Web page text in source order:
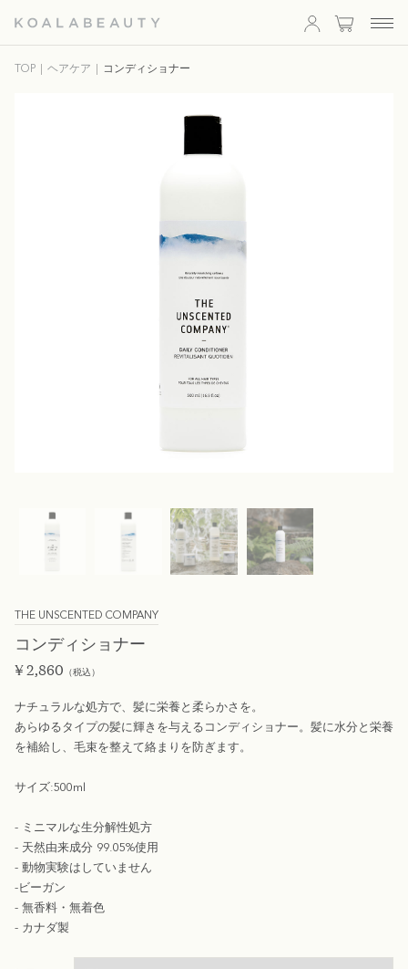
BEAUTY
TOP ヘアケア コンディショナー
THE UNSCENTED COMPANY
コンディショナー
¥2,860 （税込）
ナチュラルな処方で、髪に栄養と柔らかさを。
あらゆるタイプの髪に輝きを与えるコンディショナー。髪に水分と栄養
を補給し、毛束を整えて絡まりを防ぎます。
サイズ:500ml
- ミニマルな生分解性処方
- 天然由来成分 99.05%使用
- 動物実験はしていません
-ビーガン
- 無香料・無着色
- カナダ製